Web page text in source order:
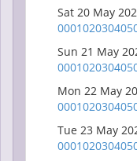
Sat 20 May
000102030405
Sun 21 May
000102030405
Mon 22 May
000102030405
Tue 23 May
000102030405